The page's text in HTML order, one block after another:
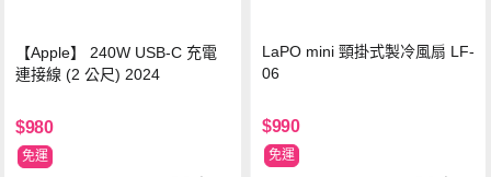
【Apple】 240W USB-C 充電
連接線 (2 公尺) 2024
$980
免運
LaPO mini 頸掛式製冷風扇 LF-
06
$990
免運